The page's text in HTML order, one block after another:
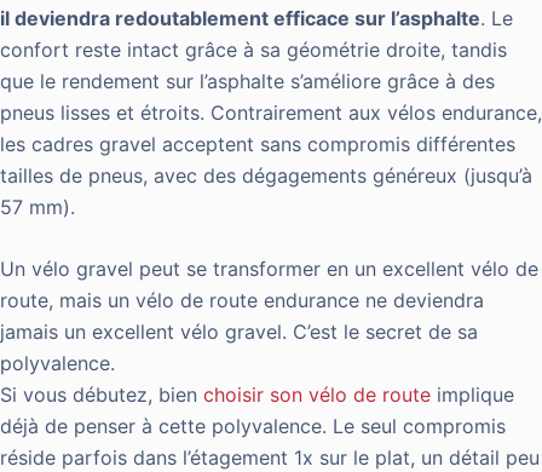
il deviendra redoutablement efficace sur l’asphalte. Le
confort reste intact grâce à sa géométrie droite, tandis
que le rendement sur l’asphalte s’améliore grâce à des
pneus lisses et étroits. Contrairement aux vélos endurance,
les cadres gravel acceptent sans compromis différentes
tailles de pneus, avec des dégagements généreux (jusqu’à
57 mm).
Un vélo gravel peut se transformer en un excellent vélo de
route, mais un vélo de route endurance ne deviendra
jamais un excellent vélo gravel. C’est le secret de sa
polyvalence.
Si vous débutez, bien choisir son vélo de route implique
déjà de penser à cette polyvalence. Le seul compromis
réside parfois dans l’étagement 1x sur le plat, un détail peu